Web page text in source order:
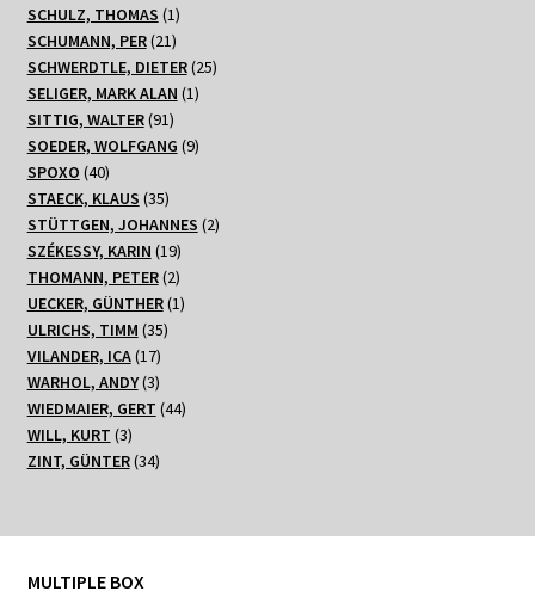
Produkte
SCHULZ, THOMAS 11
Produkt
SCHUMANN, PER 2121
Produkte
SCHWERDTLE, DIETER 2525
SELIGER, MARK ALAN 11
SITTIG, WALTER 9191
Produkte
SOEDER, WOLFGANG 99
SPOXO 4040
Produkte
STAECK, KLAUS 3535
Produkte
STÜTTGEN, JOHANNES 22
SZÉKESSY, KARIN 1919
Produkte
THOMANN, PETER 22
Produkte
UECKER, GÜNTHER 11
ULRICHS, TIMM 3535
VILANDER, ICA 1717
Produkte
WARHOL, ANDY 33
Produkte
WIEDMAIER, GERT 4444
WILL, KURT 33
Produkte
ZINT, GÜNTER 3434
MULTIPLE BOX